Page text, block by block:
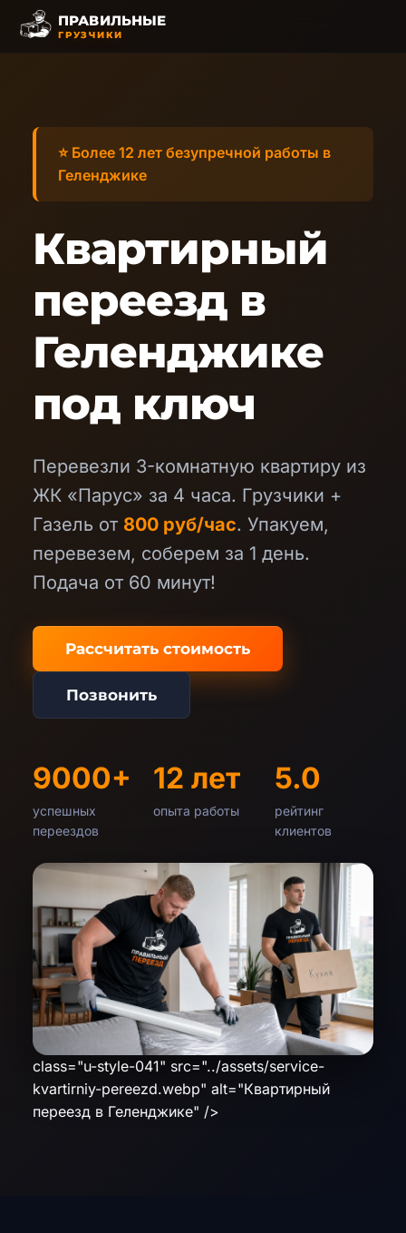
ПРАВИЛЬНЫЕ
ГРУЗЧИКИ
⭐ Более 12 лет безупречной работы в
Геленджике
Квартирный
переезд в
Геленджике
под ключ
Перевезли 3-комнатную квартиру из
ЖК «Парус» за 4 часа. Грузчики +
Газель от 800 руб/час. Упакуем,
перевезем, соберем за 1 день.
Подача от 60 минут!
Рассчитать стоимость
Позвонить
9000+
успешных
переездов
12 лет
опыта работы
5.0
рейтинг
клиентов
class="u-style-041" src="../assets/service-
kvartirniy-pereezd.webp" alt="Квартирный
переезд в Геленджике" />